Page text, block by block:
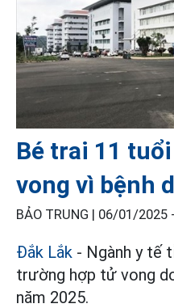
Bé trai 11
vong vì bệnh
BẢO TRUNG | 06/01/2025
Đắk Lắk - Ngành y tế
trường hợp tử vong
năm 2025.